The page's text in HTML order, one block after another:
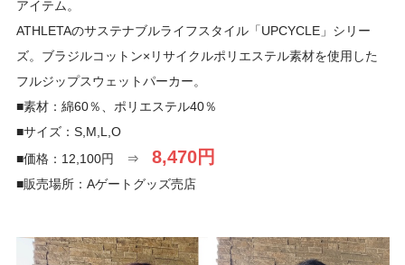
アイテム。
ATHLETAのサステナブルライフスタイル「UPCYCLE」シリー
ズ。ブラジルコットン×リサイクルポリエステル素材を使用した
フルジップスウェットパーカー。
■素材：綿60％、ポリエステル40％
■サイズ：S,M,L,O
■価格：12,100円 ⇒ 8,470円
■販売場所：Aゲートグッズ売店